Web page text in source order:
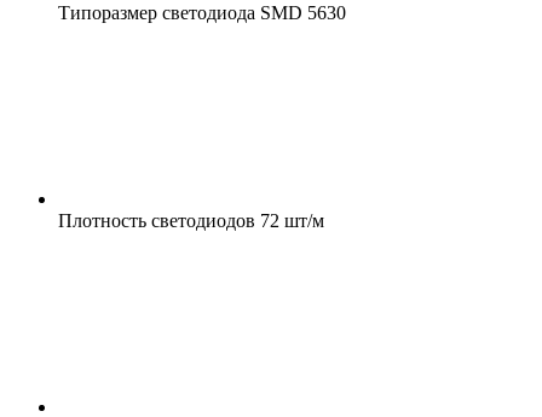
Типоразмер светодиода SMD 5630
Плотность светодиодов 72 шт/м